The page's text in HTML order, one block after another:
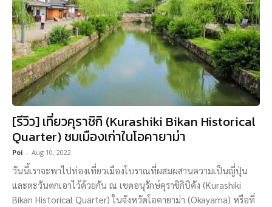
[รีวิว] เที่ยวคุราชิกิ (Kurashiki Bikan Historical
Quarter) ชมเมืองเก่าในโอคายาม่า
Poi - Aug 10, 2022
วันนี้เราจะพาไปท่องเที่ยวเมืองโบราณที่ผสมผสานความเป็นญี่ปุ่น
และตะวันตกเอาไว้ด้วยกัน ณ เขตอนุรักษ์คุราชิกิบิคัง (Kurashiki
Bikan Historical Quarter) ในจังหวัดโอคายาม่า (Okayama) หรือที่